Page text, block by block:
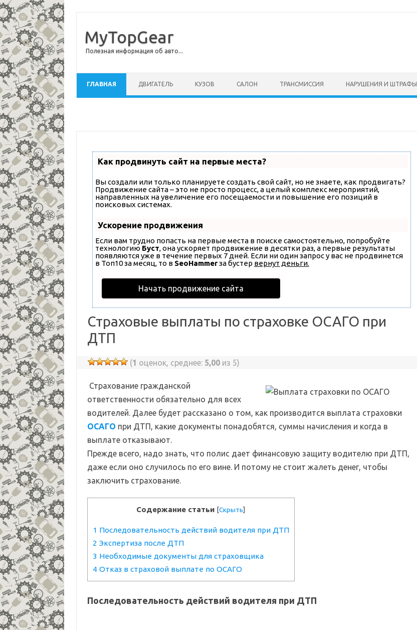
MyTopGear
Полезная информация об авто...
ГЛАВНАЯ ДВИГАТЕЛЬ КУЗОВ САЛОН ТРАНСМИССИЯ НАРУШЕНИЯ И ШТРАФЫ
Как продвинуть сайт на первые места?
Вы создали или только планируете создать свой сайт, но не знаете, как продвигать?
Продвижение сайта – это не просто процесс, а целый комплекс мероприятий,
направленных на увеличение его посещаемости и повышение его позиций в
поисковых системах.
Ускорение продвижения
Если вам трудно попасть на первые места в поиске самостоятельно, попробуйте
технологию Буст, она ускоряет продвижение в десятки раз, а первые результаты
появляются уже в течение первых 7 дней. Если ни один запрос у вас не продвинется
в Топ10 за месяц, то в SeoHammerза бустер вернут деньги.
Начать продвижение сайта
Страховые выплаты по страховке ОСАГО при
ДТП
(1 оценок, среднее: 5,00 из 5)
Страхование гражданской
ответственности обязательно для всех
водителей. Далее будет рассказано о том, как производится выплата страховки
ОСАГО при ДТП, какие документы понадобятся, суммы начисления и когда в
выплате отказывают.
Прежде всего, надо знать, что полис дает финансовую защиту водителю при ДТП,
даже если оно случилось по его вине. И потому не стоит жалеть денег, чтобы
заключить страхование.
Содержание статьи [Скрыть]
1 Последовательность действий водителя при ДТП
2 Экспертиза после ДТП
3 Необходимые документы для страховщика
4 Отказ в страховой выплате по ОСАГО
Последовательность действий водителя при ДТП